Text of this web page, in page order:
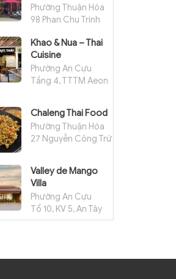
Phường Thuận Hóa
98 Phan Chu Trinh
Khao & Nua – Thai
Cuisine
Phường An Cựu
Tầng 4, TTTM Aeon
Chaleng Thai Food
Phường Thuận Hóa
27 Nguyễn Công Trứ
Valley de Mango
Villa
Phường An Cựu
Tổ 10, KV 5, An Tây